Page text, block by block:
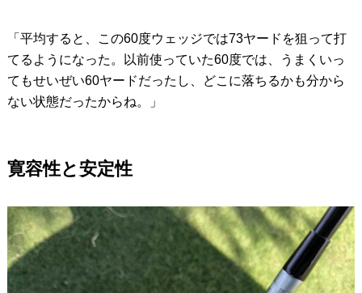
「平均すると、この60度ウェッジでは73ヤードを狙って打
てるようになった。以前使っていた60度では、うまくいっ
てもせいぜい60ヤードだったし、どこに落ちるかも分から
ない状態だったからね。」
寛容性と安定性